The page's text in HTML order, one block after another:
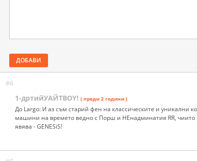
ДОБАВИ
#6
1-дртийУАЙТBOY! ( преди 2 години )
До Largo: И аз съм старий фен на классическите и уникални
машини на времето ведно с Порш и НЕнадминатия RR,
явява - GENESiS!